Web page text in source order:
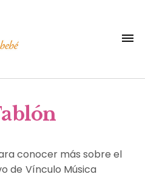
conocer más sobre el
de Vínculo Música